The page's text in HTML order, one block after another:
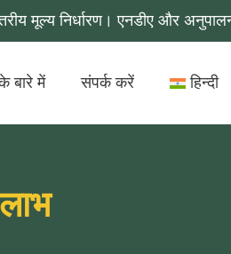
मूल्य निर्धारण। एनडीए और
बारे में संपर्क करें हिन्दी